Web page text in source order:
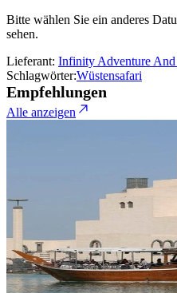
Bitte wählen Sie ein anderes
sehen.
Lieferant: Infinity Adventure
Schlagwörter:Wüstensafari
Empfehlungen
Alle anzeigen